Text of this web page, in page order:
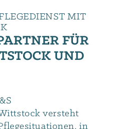
MIT
FÜR
UND
versteht
in